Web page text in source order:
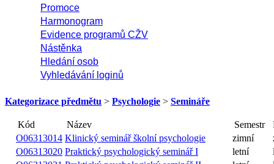
Promoce
Harmonogram
Evidence programů CŽV
Nástěnka
Hledání osob
Vyhledávání loginů
Kategorizace předmětu > Psychologie > Semináře
Kód
Název
Semestr
Klinický seminář školní